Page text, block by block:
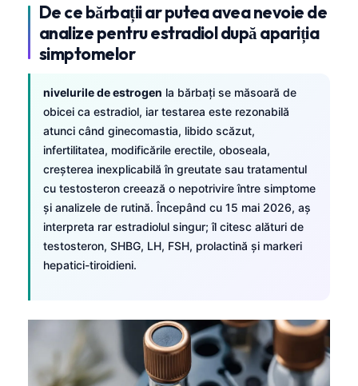
De ce bărbații ar putea avea nevoie de
analize pentru estradiol după apariția
simptomelor
nivelurile de estrogen la bărbați se măsoară de
obicei ca estradiol, iar testarea este rezonabilă
atunci când ginecomastia, libido scăzut,
infertilitatea, modificările erectile, oboseala,
creșterea inexplicabilă în greutate sau tratamentul
cu testosteron creează o nepotrivire între simptome
și analizele de rutină. Începând cu 15 mai 2026, aș
interpreta rar estradiolul singur; îl citesc alături de
testosteron, SHBG, LH, FSH, prolactină și markeri
hepatici-tiroidieni.